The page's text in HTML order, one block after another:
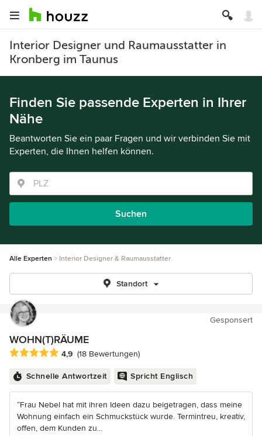
Interior Designer und Raumausstatter in
Kronberg im Taunus
Finden Sie passende Experten in Ihrer
Nähe
Beantworten Sie ein paar Fragen und wir verbinden Sie mit
Experten, die Ihnen helfen können.
Suchen
Alle Experten Interior Designer & Raumausstatter
Standort
Gesponsert
WOHN(T)RÄUME
Durchschnittliche Bewertung: 4.9 von 5 Sternen
4,9 (18 Bewertungen)
Schnelle Antwortzeit Spricht Englisch
“Frau Nebel hat mit ihren Ideen dazu beigetragen, dass meine
Wohnung einfach ein Schmuckstück wurde. Termintreu, kreativ,
offen, dem Kunden zu...